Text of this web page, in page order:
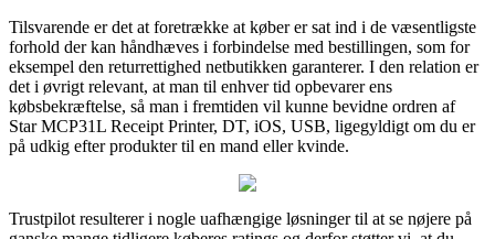
Tilsvarende er det at foretrække at køber er sat ind i de væsentligste
forhold der kan håndhæves i forbindelse med bestillingen, som for
eksempel den returrettighed netbutikken garanterer. I den relation er
det i øvrigt relevant, at man til enhver tid opbevarer ens
købsbekræftelse, så man i fremtiden vil kunne bevidne ordren af
Star MCP31L Receipt Printer, DT, iOS, USB, ligegyldigt om du er
på udkig efter produkter til en mand eller kvinde.
Trustpilot resulterer i nogle uafhængige løsninger til at se nøjere på